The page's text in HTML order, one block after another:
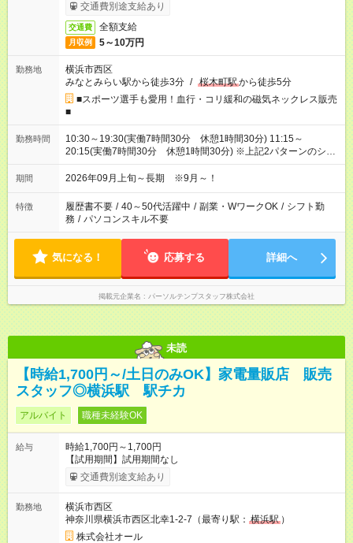
交通費別途支給あり
交通費 全額支給
月収例 5～10万円
勤務地
横浜市西区
みなとみらい駅から徒歩3分 / 桜木町駅から徒歩5分
■スポーツ選手も愛用！血行・コリ緩和の磁気ネックレス販売
■
勤務時間
10:30～19:30(実働7時間30分 休憩1時間30分) 11:15～
20:15(実働7時間30分 休憩1時間30分) ※上記2パターンのシフ
ト制です。
期間 2026年09月上旬～長期 ※9月～！
特徴 履歴書不要 / 40～50代活躍中 / 副業・WワークOK / シフト勤
務 / パソコンスキル不要
気になる！ 応募する 詳細へ
掲載元企業名 パーソルテンプスタッフ株式会社
未読
【時給1,700円～/土日のみOK】家電量販店 販売
スタッフ◎横浜駅 駅チカ
アルバイト 職種未経験OK
給与
時給1,700円～1,700円
【試用期間】試用期間なし
交通費別途支給あり
勤務地
横浜市西区
神奈川県横浜市西区北幸1-2-7（最寄り駅： 横浜駅 ）
株式会社オール